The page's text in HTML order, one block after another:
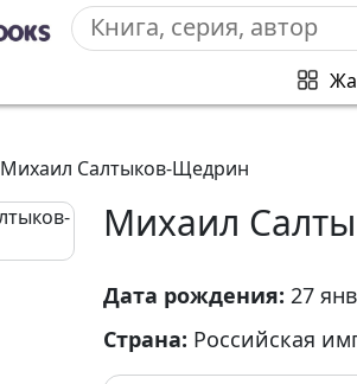
Михаил Салтыков-Щедрин
Михаил
Дата рождения: 27
Страна: Российская